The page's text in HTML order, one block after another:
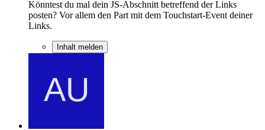
Könntest du mal dein JS-Abschnitt betreffend der Links
posten? Vor allem den Part mit dem Touchstart-Event deiner
Links.
Inhalt melden